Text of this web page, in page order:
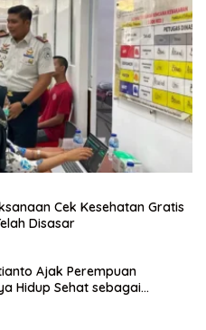
Cek Kesehatan Gratis
Disasar
Ajak Perempuan
Hidup Sehat sebagai